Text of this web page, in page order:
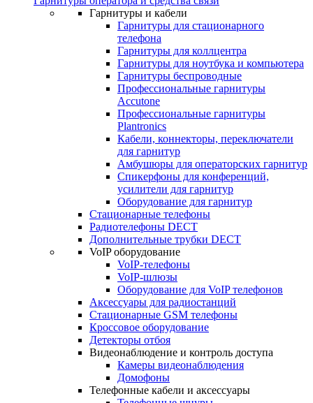
Гарнитуры и кабели
Гарнитуры для стационарного
телефона
Гарнитуры для коллцентра
Гарнитуры для ноутбука и компьютера
Гарнитуры беспроводные
Профессиональные гарнитуры
Accutone
Профессиональные гарнитуры
Plantronics
Кабели, коннекторы, переключатели
для гарнитур
Амбушюры для операторских гарнитур
Cпикерфоны для конференций,
усилители для гарнитур
Оборудование для гарнитур
Стационарные телефоны
Радиотелефоны DECT
Дополнительные трубки DECT
VoIP оборудование
VoIP-телефоны
VoIP-шлюзы
Оборудование для VoIP телефонов
Аксессуары для радиостанций
Стационарные GSM телефоны
Кроссовое оборудование
Детекторы отбоя
Видеонаблюдение и контроль доступа
Камеры видеонаблюдения
Домофоны
Телефонные кабели и аксессуары